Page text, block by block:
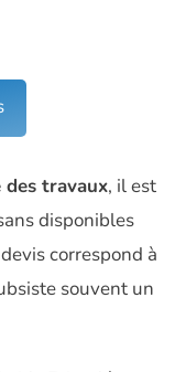
des travaux, il est
disponibles
correspond à
souvent un